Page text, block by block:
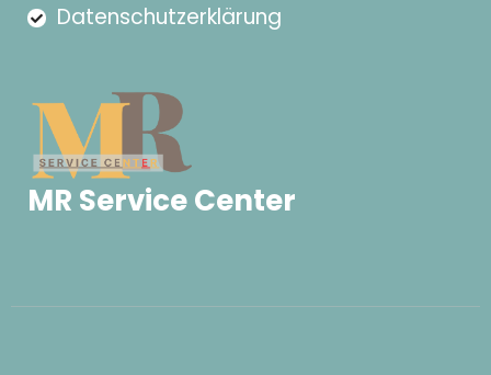
Datenschutzerklärung
MR Service Center